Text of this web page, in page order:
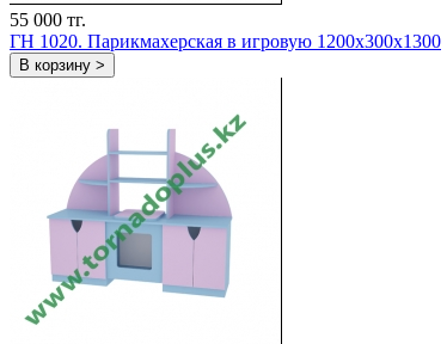
55 000 тг.
ГН 1020. Парикмахерская в игровую 1200x300x1300
В корзину >